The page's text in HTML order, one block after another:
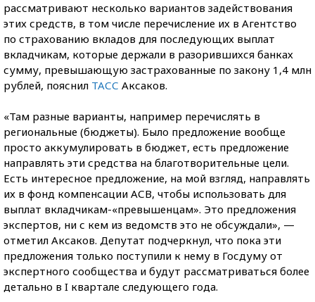
рассматривают несколько вариантов задействования
этих средств, в том числе перечисление их в Агентство
по страхованию вкладов для последующих выплат
вкладчикам, которые держали в разорившихся банках
сумму, превышающую застрахованные по закону 1,4 млн
рублей, пояснил ТАСС Аксаков.
«Там разные варианты, например перечислять в
региональные (бюджеты). Было предложение вообще
просто аккумулировать в бюджет, есть предложение
направлять эти средства на благотворительные цели.
Есть интересное предложение, на мой взгляд, направлять
их в фонд компенсации АСВ, чтобы использовать для
выплат вкладчикам-«превышенцам». Это предложения
экспертов, ни с кем из ведомств это не обсуждали», —
отметил Аксаков. Депутат подчеркнул, что пока эти
предложения только поступили к нему в Госдуму от
экспертного сообщества и будут рассматриваться более
детально в I квартале следующего года.